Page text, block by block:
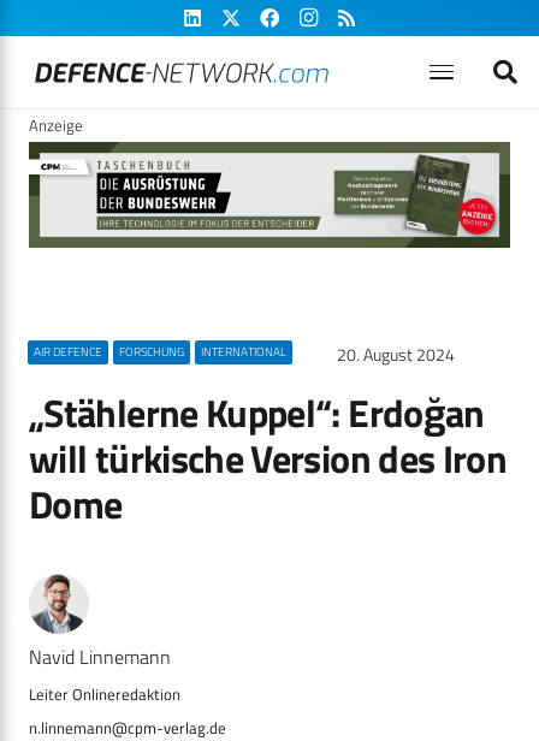
Anzeige
AIR DEFENCE FORSCHUNG INTERNATIONAL 20. August 2024
„Stählerne Kuppel“: Erdoğan
will türkische Version des Iron
Dome
Navid Linnemann
n.linnemann@cpm-verlag.de